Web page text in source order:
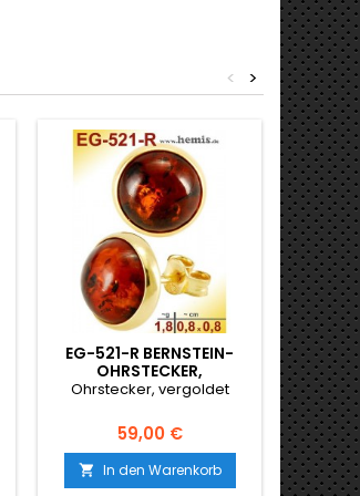
>
<
EG-521-R BERNSTEIN-
OHRSTECKER,
BERNSTEINSCHMUCK,
Ohrstecker, vergoldet
Preis
59,00 €
 In den Warenkorb
EG-
milchig,
